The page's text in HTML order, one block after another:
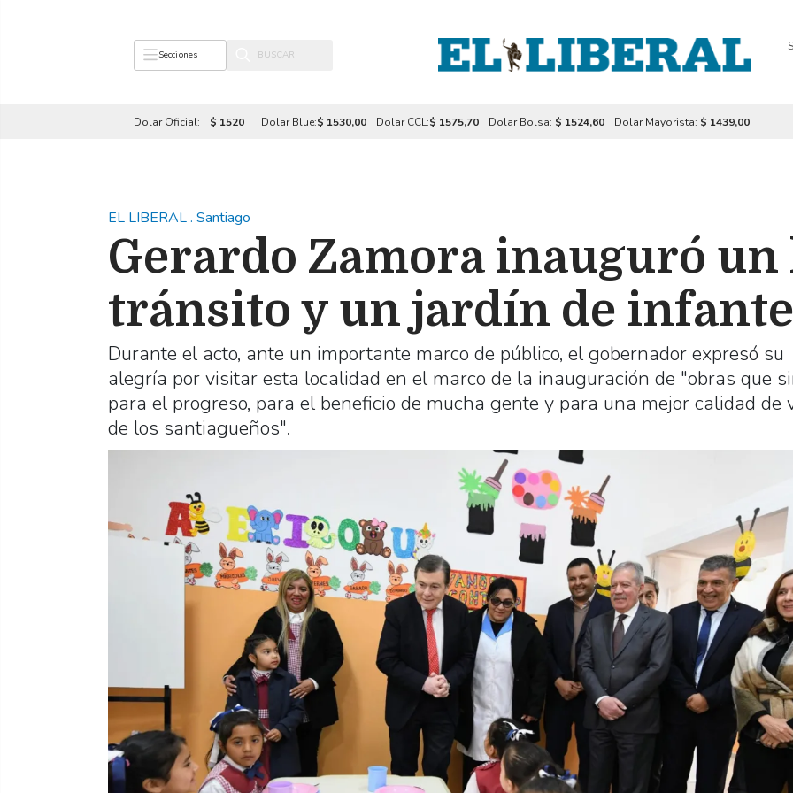
Secciones
Dolar Oficial: $ 1520 Dolar Blue:$ 1530,00 Dolar CCL:$ 1575,70 Dolar Bolsa: $ 1524,60 Dolar Mayorista: $ 1439,00
EL LIBERAL. Santiago
Gerardo Zamora inauguró
tránsito y un jardín de
Durante el acto, ante un importante marco de público, el gobernador expresó su
alegría por visitar esta localidad en el marco de la inauguración de "obras que
para el progreso, para el beneficio de mucha gente y para una mejor calidad de
de los santiagueños".